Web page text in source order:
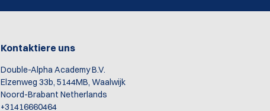
Kontaktiere uns
Double-Alpha Academy B.V.
Elzenweg 33b, 5144MB, Waalwijk
Noord-Brabant Netherlands
+31416660464